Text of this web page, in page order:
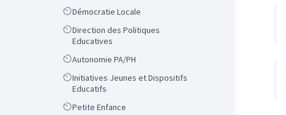
ScopeDémocratie Locale
Scope
Direction des Politiques
Educatives
ScopeAutonomie PA/PH
Scope
Initiatives Jeunes et Dispositifs
Educatifs
ScopePetite Enfance